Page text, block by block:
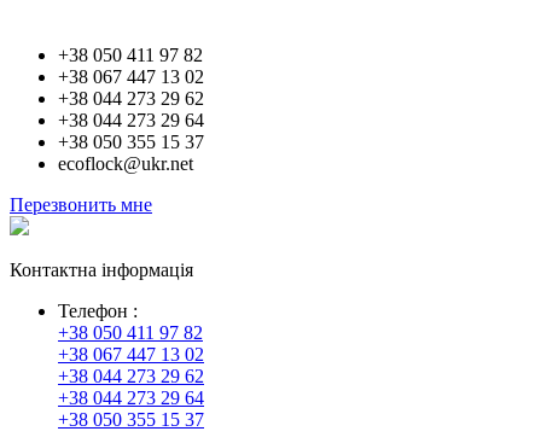
+38 050 411 97 82
+38 067 447 13 02
+38 044 273 29 62
+38 044 273 29 64
+38 050 355 15 37
ecoflock@ukr.net
Перезвонить мне
Контактна інформація
Телефон :
+38 050 411 97 82
+38 067 447 13 02
+38 044 273 29 62
+38 044 273 29 64
+38 050 355 15 37